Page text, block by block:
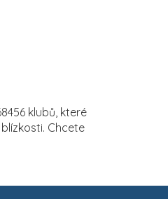
klubů, které
Chcete